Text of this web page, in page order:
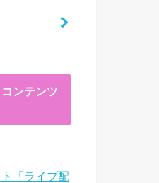
ンテンツ
「ライブ配